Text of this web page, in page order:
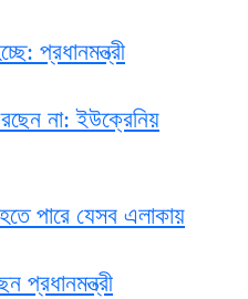
প্রধানমন্ত্রী
না: ইউক্রেনিয়
পারে যেসব এলাকায়
প্রধানমন্ত্রী